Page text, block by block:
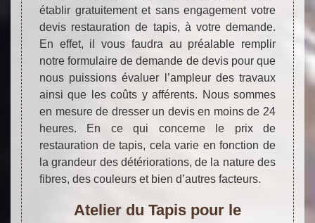
établir gratuitement et sans engagement votre
devis restauration de tapis, à votre demande.
En effet, il vous faudra au préalable remplir
notre formulaire de demande de devis pour que
nous puissions évaluer l’ampleur des travaux
ainsi que les coûts y afférents. Nous sommes
en mesure de dresser un devis en moins de 24
heures. En ce qui concerne le prix de
restauration de tapis, cela varie en fonction de
la grandeur des détériorations, de la nature des
fibres, des couleurs et bien d’autres facteurs.
Atelier du Tapis pour le